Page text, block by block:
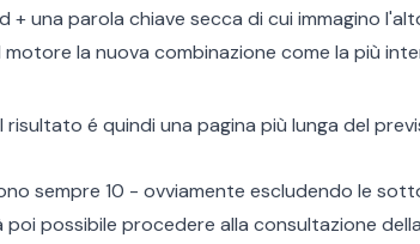
una parola chiave secca di cui immagino
la nuova combinazione come la più
risultato é quindi una pagina più lunga del
sempre 10 - ovviamente escludendo le
possibile procedere alla consultazione della